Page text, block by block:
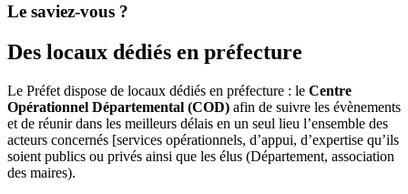
Le saviez-vous ?
Des locaux dédiés en préfecture
Le Préfet dispose de locaux dédiés en préfecture : le Centre
Opérationnel Départemental (COD) afin de suivre les évènements
et de réunir dans les meilleurs délais en un seul lieu l’ensemble des
acteurs concernés [services opérationnels, d’appui, d’expertise qu’ils
soient publics ou privés ainsi que les élus (Département, association
des maires).